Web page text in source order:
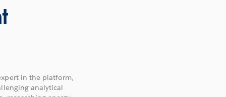
in the platform,
analytical